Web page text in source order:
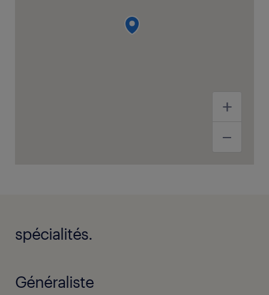
spécialités.
Généraliste